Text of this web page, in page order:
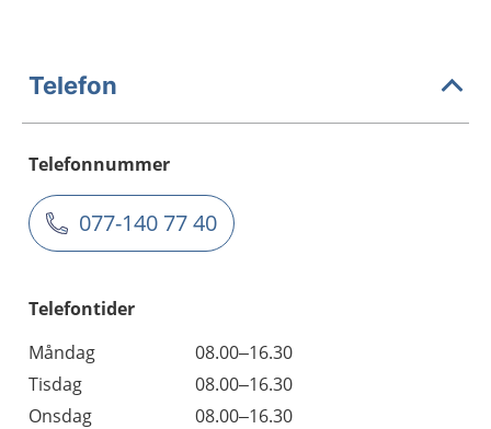
Telefon
Telefonnummer
077-140 77 40
Telefontider
Måndag
08.00–16.30
Tisdag
08.00–16.30
Onsdag
08.00–16.30